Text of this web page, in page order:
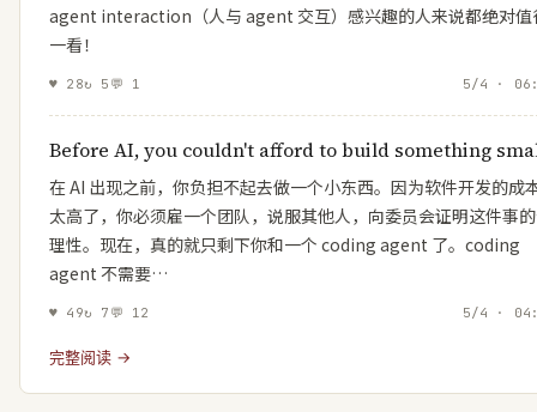
agent interaction（人与 agent 交互）感兴趣的人来说都绝对值
一看！
♥ 28↻ 5 💬 1 5/4 ·
Before AI, you couldn't afford to build something
在 AI 出现之前，你负担不起去做一个小东西。因为软件开发的成
太高了，你必须雇一个团队，说服其他人，向委员会证明这件事
理性。现在，真的就只剩下你和一个 coding agent 了。coding
agent 不需要…
♥ 49↻ 7 💬 12 5/4 ·
完整阅读 →